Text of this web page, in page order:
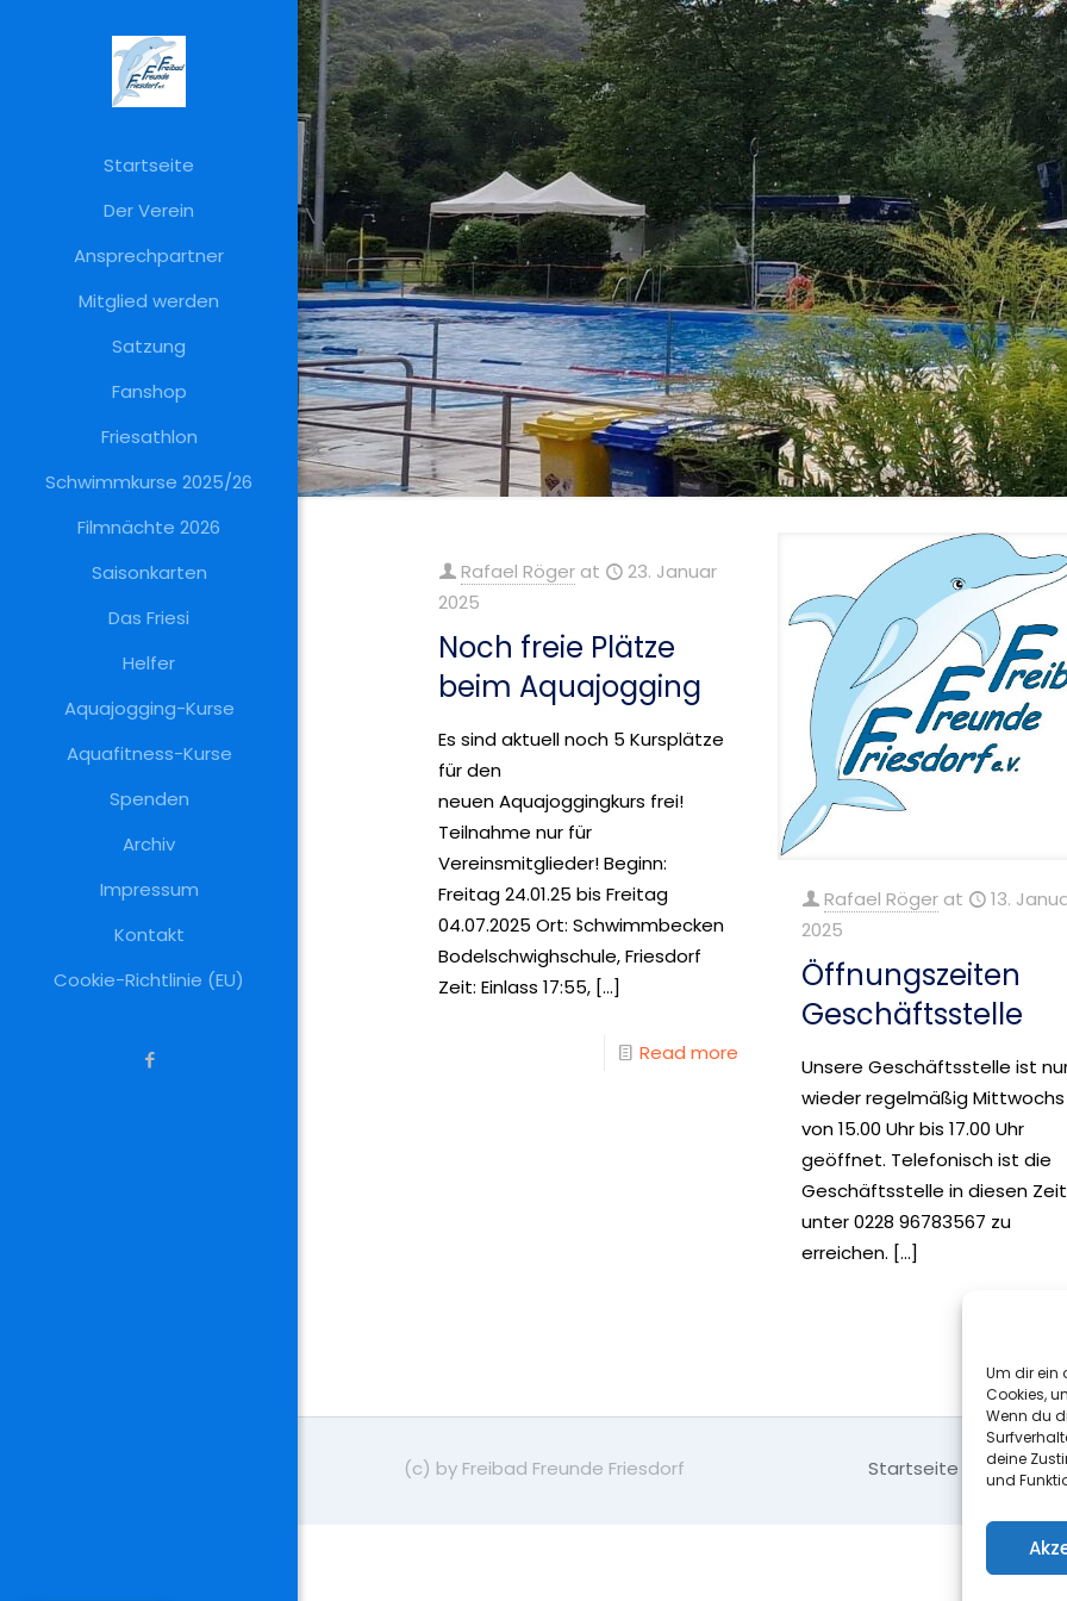
Um dir ein
Cookies,
Wenn du
deine
und
Startseite
Der Verein
Ansprechpartner
Mitglied werden
Satzung
Fanshop
Friesathlon
Schwimmkurse 2025/26
Filmnächte 2026
Saisonkarten
Das Friesi
Helfer
Aquajogging-Kurse
Aquafitness-Kurse
Spenden
Archiv
Impressum
Kontakt
Cookie-Richtlinie (EU)
Rafael Röger at
23. Januar
2025
Noch freie Plätze
beim Aquajogging
Es sind aktuell noch 5 Kursplätze
für den
neuen Aquajoggingkurs frei!
Teilnahme nur für
Vereinsmitglieder! Beginn:
Freitag 24.01.25 bis Freitag
04.07.2025 Ort: Schwimmbecken
Bodelschwighschule, Friesdorf
Zeit: Einlass 17:55, […]
Read more
Rafael Röger at
13.
2025
Öffnungszeiten
Geschäftsstelle
Unsere Geschäftsstelle ist
wieder regelmäßig Mittwochs
von 15.00 Uhr bis 17.00 Uhr
geöffnet. Telefonisch ist die
Geschäftsstelle in diesen
unter 0228 96783567 zu
erreichen. […]
(c) by Freibad Freunde Friesdorf Startseite Kontakt